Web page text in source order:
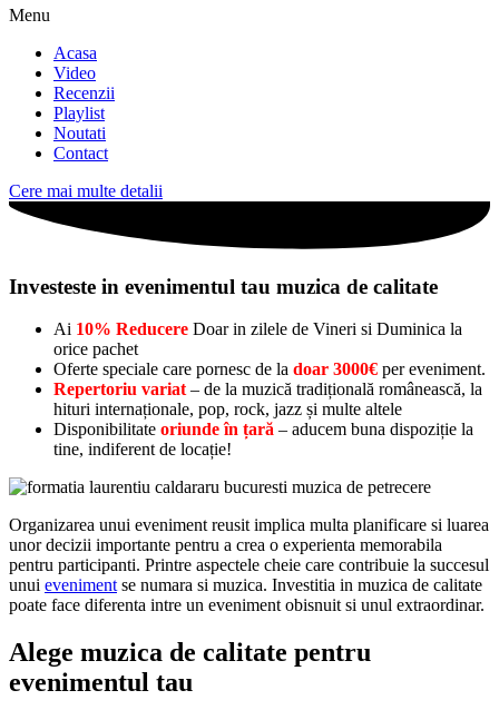
Menu
Acasa
Video
Recenzii
Playlist
Noutati
Contact
Cere mai multe detalii
Investeste in evenimentul tau muzica de calitate
Ai 10% Reducere Doar in zilele de Vineri si Duminica la
orice pachet
Oferte speciale care pornesc de la doar 3000€ per eveniment.
Repertoriu variat– de la muzică tradițională românească, la
hituri internaționale, pop, rock, jazz și multe altele
Disponibilitate oriunde în țară – aducem buna dispoziție la
tine, indiferent de locație!
Organizarea unui eveniment reusit implica multa planificare si luarea
unor decizii importante pentru a crea o experienta memorabila
pentru participanti. Printre aspectele cheie care contribuie la succesul
unui evenimentse numara si muzica. Investitia in muzica de calitate
poate face diferenta intre un eveniment obisnuit si unul extraordinar.
Alege muzica de calitate pentru
evenimentul tau